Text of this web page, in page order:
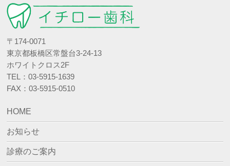
〒174-0071
東京都板橋区常盤台3-24-13
ホワイトクロス2F
TEL：03-5915-1639
FAX：03-5915-0510
HOME
お知らせ
診療のご案内